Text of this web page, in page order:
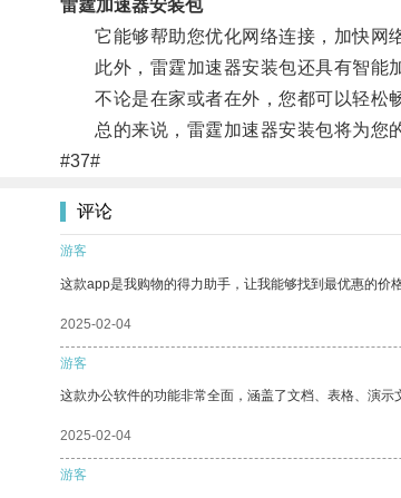
雷霆加速器安装包
它能够帮助您优化网络连接，加快网络
此外，雷霆加速器安装包还具有智能加
不论是在家或者在外，您都可以轻松畅
总的来说，雷霆加速器安装包将为您的
#37#
评论
游客
这款app是我购物的得力助手，让我能够找到最优惠的价
2025-02-04
游客
这款办公软件的功能非常全面，涵盖了文档、表格、演
2025-02-04
游客